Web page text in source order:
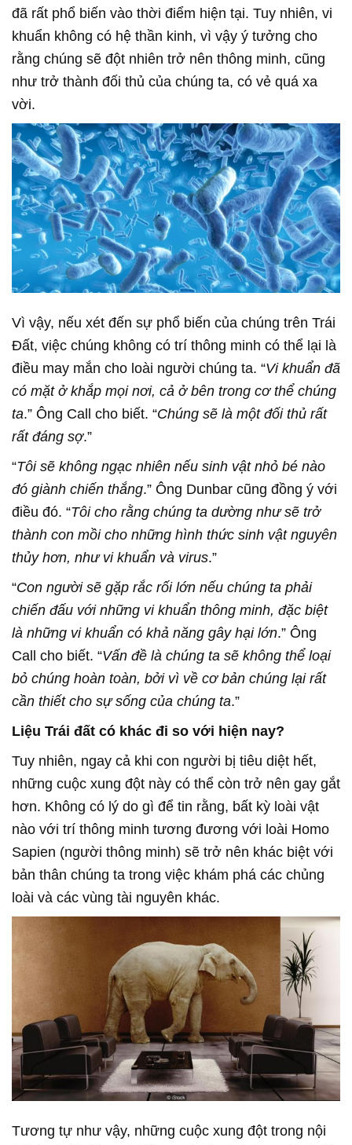
đã rất phổ biến vào thời điểm hiện tại. Tuy nhiên, vi
khuẩn không có hệ thần kinh, vì vậy ý tưởng cho
rằng chúng sẽ đột nhiên trở nên thông minh, cũng
như trở thành đối thủ của chúng ta, có vẻ quá xa
vời.
Vì vậy, nếu xét đến sự phổ biến của chúng trên Trái
Đất, việc chúng không có trí thông minh có thể lại là
điều may mắn cho loài người chúng ta. “Vi khuẩn đã
có mặt ở khắp mọi nơi, cả ở bên trong cơ thể chúng
ta.” Ông Call cho biết. “Chúng sẽ là một đối thủ rất
rất đáng sợ.”
“Tôi sẽ không ngạc nhiên nếu sinh vật nhỏ bé nào
đó giành chiến thắng.” Ông Dunbar cũng đồng ý với
điều đó. “Tôi cho rằng chúng ta dường như sẽ trở
thành con mồi cho những hình thức sinh vật nguyên
thủy hơn, như vi khuẩn và virus.”
“Con người sẽ gặp rắc rối lớn nếu chúng ta phải
chiến đấu với những vi khuẩn thông minh, đặc biệt
là những vi khuẩn có khả năng gây hại lớn.” Ông
Call cho biết. “Vấn đề là chúng ta sẽ không thể loại
bỏ chúng hoàn toàn, bởi vì về cơ bản chúng lại rất
cần thiết cho sự sống của chúng ta.”
Liệu Trái đất có khác đi so với hiện nay?
Tuy nhiên, ngay cả khi con người bị tiêu diệt hết,
những cuộc xung đột này có thể còn trở nên gay gắt
hơn. Không có lý do gì để tin rằng, bất kỳ loài vật
nào với trí thông minh tương đương với loài Homo
Sapien (người thông minh) sẽ trở nên khác biệt với
bản thân chúng ta trong việc khám phá các chủng
loài và các vùng tài nguyên khác.
Tương tự như vậy, những cuộc xung đột trong nội